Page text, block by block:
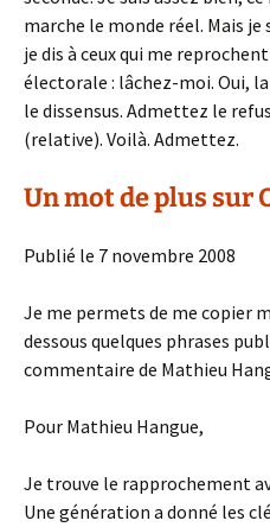
marche le monde réel. Mais
je dis à ceux qui me
électorale : lâchez-moi. Oui,
le dissensus. Admettez le
(relative). Voilà. Admettez.
Un mot de plus sur
Publié le 7 novembre 2008
Je me permets de me copier
dessous quelques phrases
commentaire de Mathieu
Pour Mathieu Hangue,
Je trouve le rapprochement
Une génération a donné les